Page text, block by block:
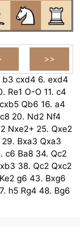
b3 cxd4 6. exd4
Re1 O-O 11. c4
cxb5 Qb6 16. a4
20. Nd2 Nf4
Nxe2+ 25. Qxe2
29. Bxa3 Qxa3
c6 Ba8 34. Qc2
38. Qc2 Qxc2
Ke2 g6 43. Bxg6
h5 Rg4 48. Bg6